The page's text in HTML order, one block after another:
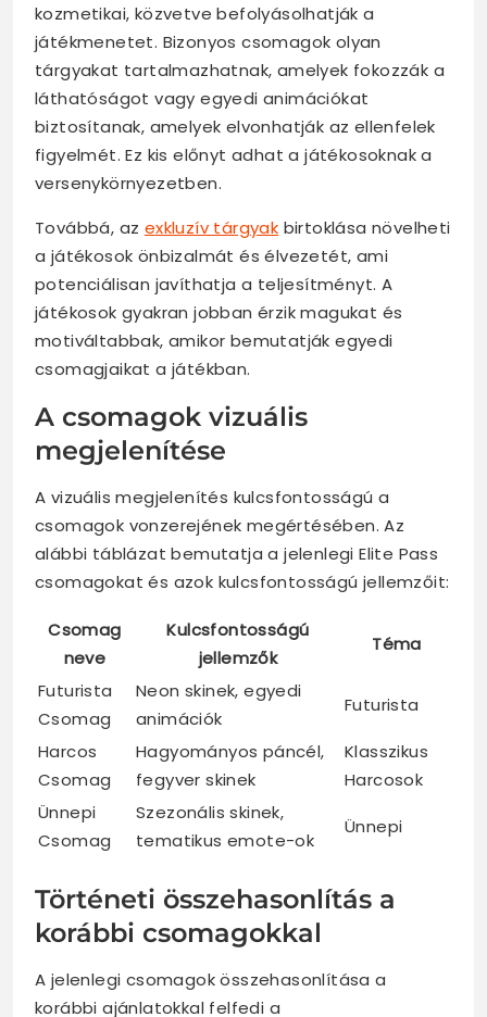
kozmetikai, közvetve befolyásolhatják a
játékmenetet. Bizonyos csomagok olyan
tárgyakat tartalmazhatnak, amelyek fokozzák a
láthatóságot vagy egyedi animációkat
biztosítanak, amelyek elvonhatják az ellenfelek
figyelmét. Ez kis előnyt adhat a játékosoknak a
versenykörnyezetben.
Továbbá, az exkluzív tárgyak birtoklása növelheti
a játékosok önbizalmát és élvezetét, ami
potenciálisan javíthatja a teljesítményt. A
játékosok gyakran jobban érzik magukat és
motiváltabbak, amikor bemutatják egyedi
csomagjaikat a játékban.
A csomagok vizuális
megjelenítése
A vizuális megjelenítés kulcsfontosságú a
csomagok vonzerejének megértésében. Az
alábbi táblázat bemutatja a jelenlegi Elite Pass
csomagokat és azok kulcsfontosságú jellemzőit:
Csomag
neve
Kulcsfontosságú
jellemzők
Téma
Futurista
Csomag
Neon skinek, egyedi
animációk
Futurista
Harcos
Csomag
Hagyományos páncél,
fegyver skinek
Klasszikus
Harcosok
Ünnepi
Csomag
Szezonális skinek,
tematikus emote-ok
Ünnepi
Történeti összehasonlítás a
korábbi csomagokkal
A jelenlegi csomagok összehasonlítása a
korábbi ajánlatokkal felfedi a